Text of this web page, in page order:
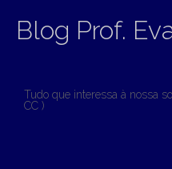
Blog Prof.
Tudo que interessa à nossa
CC )